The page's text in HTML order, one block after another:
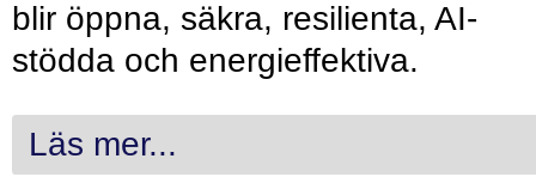
blir öppna, säkra, resilienta, AI-
stödda och energieffektiva.
Läs mer...